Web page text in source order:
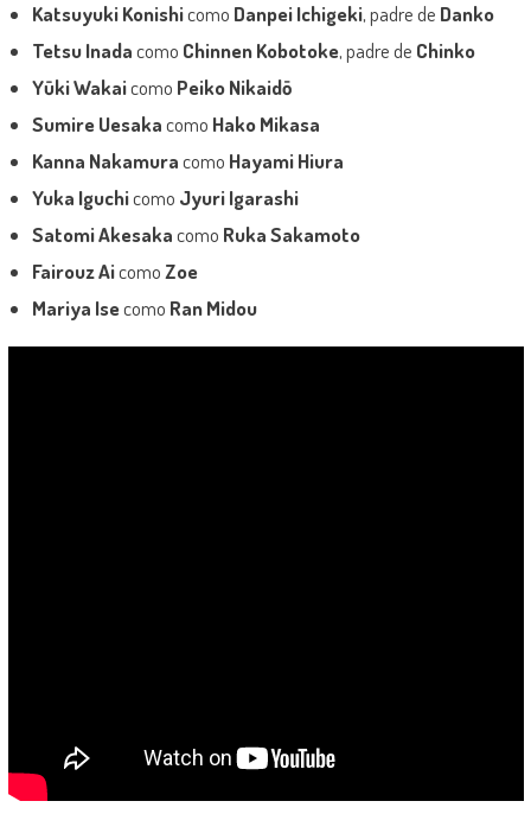
Katsuyuki Konishicomo Danpei Ichigeki, padre de Danko
Tetsu Inadacomo Chinnen Kobotoke, padre de Chinko
Yūki Wakaicomo Peiko Nikaidō
Sumire Uesakacomo Hako Mikasa
Kanna Nakamuracomo Hayami Hiura
Yuka Iguchicomo Jyuri Igarashi
Satomi Akesakacomo Ruka Sakamoto
Fairouz Aicomo Zoe
Mariya Isecomo Ran Midou